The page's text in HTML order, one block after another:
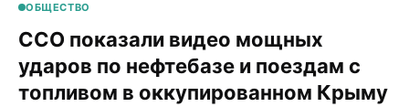
ОБЩЕСТВО
ССО показали видео мощных
ударов по нефтебазе и поездам с
топливом в оккупированном Крыму